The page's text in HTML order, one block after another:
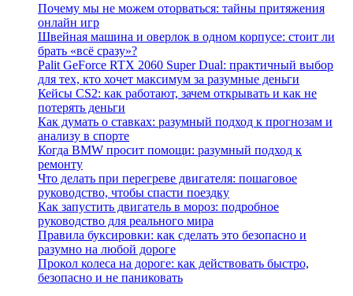
Почему мы не можем оторваться: тайны притяжения
онлайн игр
Швейная машина и оверлок в одном корпусе: стоит ли
брать «всё сразу»?
Palit GeForce RTX 2060 Super Dual: практичный выбор
для тех, кто хочет максимум за разумные деньги
Кейсы CS2: как работают, зачем открывать и как не
потерять деньги
Как думать о ставках: разумный подход к прогнозам и
анализу в спорте
Когда BMW просит помощи: разумный подход к
ремонту
Что делать при перегреве двигателя: пошаговое
руководство, чтобы спасти поездку
Как запустить двигатель в мороз: подробное
руководство для реального мира
Правила буксировки: как сделать это безопасно и
разумно на любой дороге
Прокол колеса на дороге: как действовать быстро,
безопасно и не паниковать